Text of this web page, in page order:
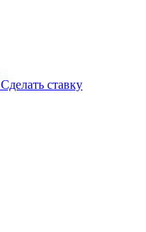
Сделать ставку